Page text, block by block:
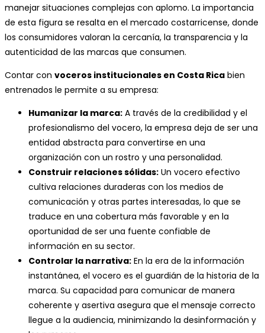
manejar situaciones complejas con aplomo. La importancia
de esta figura se resalta en el mercado costarricense, donde
los consumidores valoran la cercanía, la transparencia y la
autenticidad de las marcas que consumen.
Contar con voceros institucionales en Costa Rica bien
entrenados le permite a su empresa:
Humanizar la marca: A través de la credibilidad y el
profesionalismo del vocero, la empresa deja de ser una
entidad abstracta para convertirse en una
organización con un rostro y una personalidad.
Construir relaciones sólidas: Un vocero efectivo
cultiva relaciones duraderas con los medios de
comunicación y otras partes interesadas, lo que se
traduce en una cobertura más favorable y en la
oportunidad de ser una fuente confiable de
información en su sector.
Controlar la narrativa: En la era de la información
instantánea, el vocero es el guardián de la historia de la
marca. Su capacidad para comunicar de manera
coherente y asertiva asegura que el mensaje correcto
llegue a la audiencia, minimizando la desinformación y